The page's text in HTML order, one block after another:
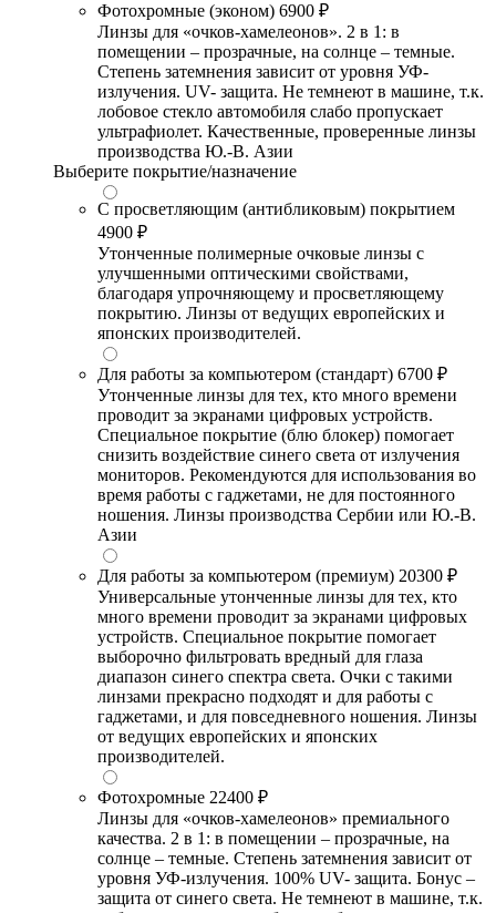
Фотохромные (эконом) 6900 ₽
Линзы для «очков-хамелеонов». 2 в 1: в
помещении – прозрачные, на солнце – темные.
Степень затемнения зависит от уровня УФ-
излучения. UV- защита. Не темнеют в машине, т.к.
лобовое стекло автомобиля слабо пропускает
ультрафиолет. Качественные, проверенные линзы
производства Ю.-В. Азии
Выберите покрытие/назначение
С просветляющим (антибликовым) покрытием
4900 ₽
Утонченные полимерные очковые линзы с
улучшенными оптическими свойствами,
благодаря упрочняющему и просветляющему
покрытию. Линзы от ведущих европейских и
японских производителей.
Для работы за компьютером (стандарт) 6700 ₽
Утонченные линзы для тех, кто много времени
проводит за экранами цифровых устройств.
Специальное покрытие (блю блокер) помогает
снизить воздействие синего света от излучения
мониторов. Рекомендуются для использования во
время работы с гаджетами, не для постоянного
ношения. Линзы производства Сербии или Ю.-В.
Азии
Для работы за компьютером (премиум) 20300 ₽
Универсальные утонченные линзы для тех, кто
много времени проводит за экранами цифровых
устройств. Специальное покрытие помогает
выборочно фильтровать вредный для глаза
диапазон синего спектра света. Очки с такими
линзами прекрасно подходят и для работы с
гаджетами, и для повседневного ношения. Линзы
от ведущих европейских и японских
производителей.
Фотохромные 22400 ₽
Линзы для «очков-хамелеонов» премиального
качества. 2 в 1: в помещении – прозрачные, на
солнце – темные. Степень затемнения зависит от
уровня УФ-излучения. 100% UV- защита. Бонус –
защита от синего света. Не темнеют в машине, т.к.